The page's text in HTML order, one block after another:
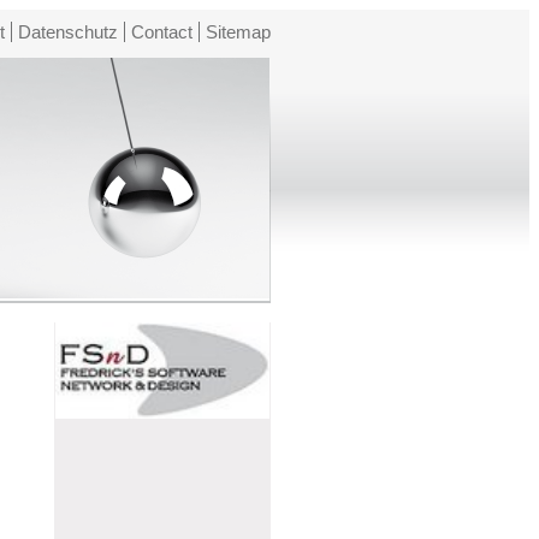
Datenschutz Contact Sitemap